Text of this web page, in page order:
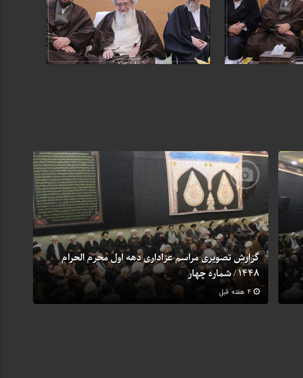
گزارش تصویری مراسم عزاداری دهه اول محرم الحرام
1448 / شماره چهار
4 هفته قبل